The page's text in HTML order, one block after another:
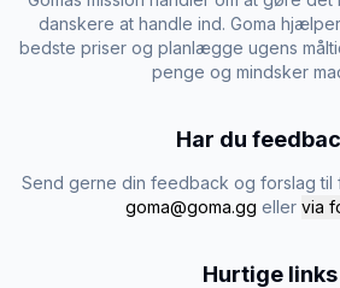
danskere at handle ind. Goma
bedste priser og planlægge ugens
penge og mindsker
Har du
Send gerne din feedback og forslag
goma@goma.gg eller via
Hurtige links